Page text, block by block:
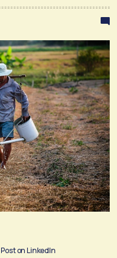
Post on LinkedIn